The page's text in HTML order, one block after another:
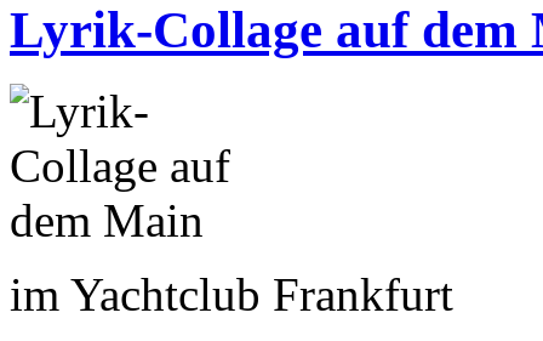
Lyrik-Collage auf dem
im Yachtclub Frankfurt